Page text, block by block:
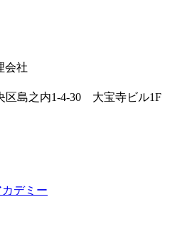
会社
区島之内1-4-30 大宝寺ビル1F
デミー